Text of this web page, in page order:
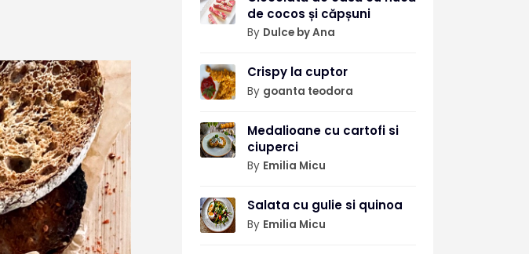
de cocos și căpșuni
By Dulce by Ana
Crispy la cuptor
By goanta teodora
Medalioane cu cartofi si
ciuperci
By Emilia Micu
Salata cu gulie si quinoa
By Emilia Micu